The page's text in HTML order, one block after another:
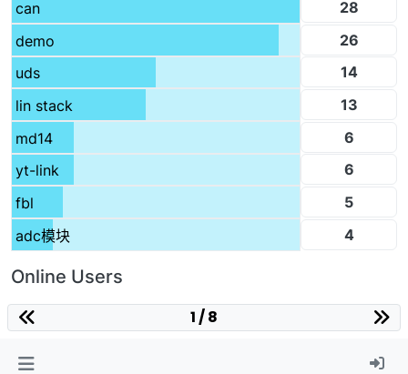
can
28
demo
26
uds
14
lin stack
13
md14
6
yt-link
6
fbl
5
adc模块
4
Online Users
1 / 8